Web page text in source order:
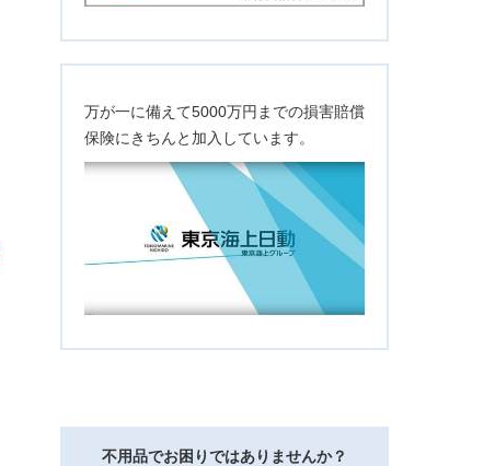
万が一に備えて5000万円までの損害賠償
保険にきちんと加入しています。
不用品でお困りではありませんか？